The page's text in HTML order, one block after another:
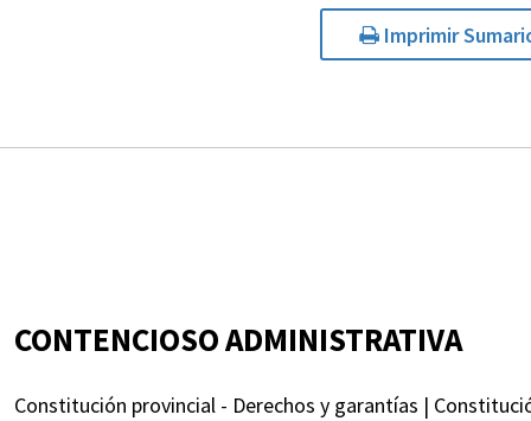
Imprimir
CONTENCIOSO ADMINISTRATIVA
Constitución provincial - Derechos y garantías |